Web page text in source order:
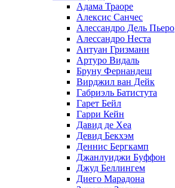
Адама Траоре
Алексис Санчес
Алессандро Дель Пьеро
Алессандро Неста
Антуан Гризманн
Артуро Видаль
Бруну Фернандеш
Вирджил ван Дейк
Габриэль Батистута
Гарет Бейл
Гарри Кейн
Давид де Хеа
Девид Бекхэм
Деннис Бергкамп
Джанлуиджи Буффон
Джуд Беллингем
Диего Марадона